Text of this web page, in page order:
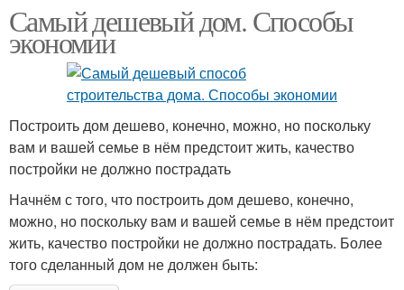
Самый дешевый дом. Способы
экономии
Построить дом дешево, конечно, можно, но поскольку
вам и вашей семье в нём предстоит жить, качество
постройки не должно пострадать
Начнём с того, что построить дом дешево, конечно,
можно, но поскольку вам и вашей семье в нём предстоит
жить, качество постройки не должно пострадать. Более
того сделанный дом не должен быть: